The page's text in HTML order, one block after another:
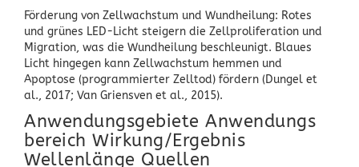
Förderung von Zellwachstum und Wundheilung: Rotes
und grünes LED-Licht steigern die Zellproliferation und
Migration, was die Wundheilung beschleunigt. Blaues
Licht hingegen kann Zellwachstum hemmen und
Apoptose (programmierter Zelltod) fördern (Dungel et
al., 2017; Van Griensven et al., 2015).
Anwendungsgebiete Anwendungs
bereich Wirkung/Ergebnis
Wellenlänge Quellen